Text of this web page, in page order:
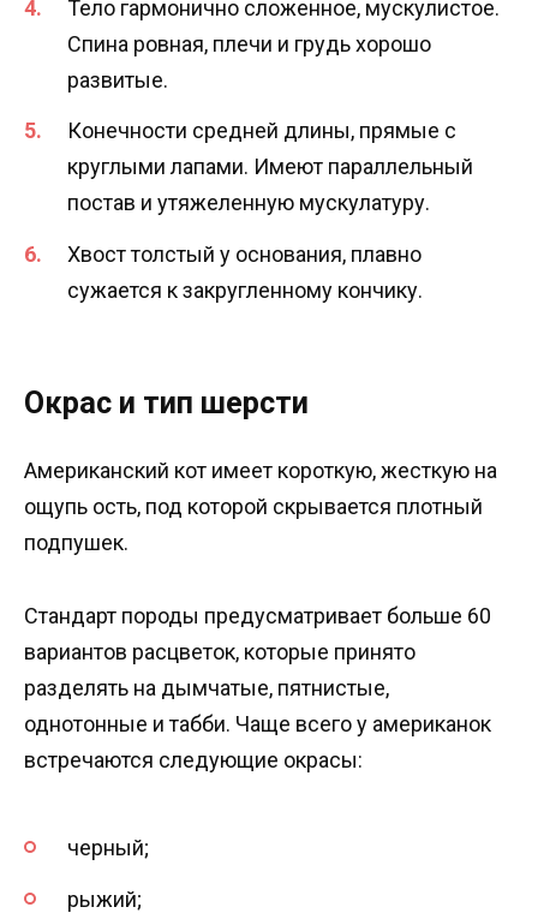
Тело гармонично сложенное, мускулистое.
Спина ровная, плечи и грудь хорошо
развитые.
Конечности средней длины, прямые с
круглыми лапами. Имеют параллельный
постав и утяжеленную мускулатуру.
Хвост толстый у основания, плавно
сужается к закругленному кончику.
Окрас и тип шерсти
Американский кот имеет короткую, жесткую на
ощупь ость, под которой скрывается плотный
подпушек.
Стандарт породы предусматривает больше 60
вариантов расцветок, которые принято
разделять на дымчатые, пятнистые,
однотонные и табби. Чаще всего у американок
встречаются следующие окрасы:
черный;
рыжий;